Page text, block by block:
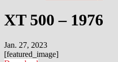
XT 500 – 1976
Jan. 27, 2023
[featured_image]